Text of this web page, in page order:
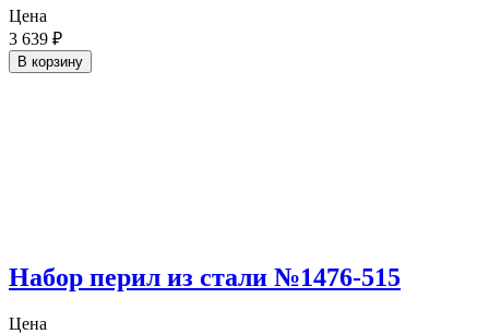
Цена
3 639 ₽
В корзину
Набор перил из стали №1476-515
Цена